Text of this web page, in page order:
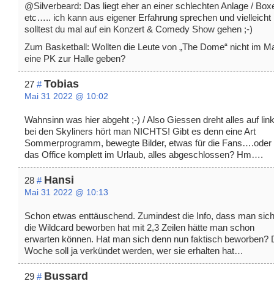
@Silverbeard: Das liegt eher an einer schlechten Anlage /
etc….. ich kann aus eigener Erfahrung sprechen und vielleicht
solltest du mal auf ein Konzert & Comedy Show gehen ;-)
Zum Basketball: Wollten die Leute von „The Dome“ nicht im
eine PK zur Halle geben?
27 # Tobias
Mai 31 2022 @ 10:02
Wahnsinn was hier abgeht ;-) / Also Giessen dreht alles auf
bei den Skyliners hört man NICHTS! Gibt es denn eine Art
Sommerprogramm, bewegte Bilder, etwas für die Fans….oder
das Office komplett im Urlaub, alles abgeschlossen? Hm….
28 # Hansi
Mai 31 2022 @ 10:13
Schon etwas enttäuschend. Zumindest die Info, dass man
die Wildcard beworben hat mit 2,3 Zeilen hätte man schon
erwarten können. Hat man sich denn nun faktisch beworben?
Woche soll ja verkündet werden, wer sie erhalten hat…
29 # Bussard